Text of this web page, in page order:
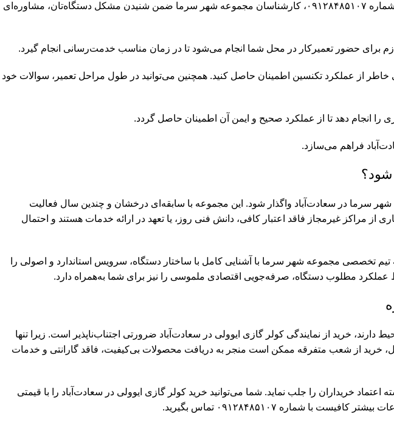
با تماس شما به نمایندگی کولر گازی ایوولی در سعادت‌آباد از طریق شماره ۰۹۱۲۸۴۸۵۱۰۷، کارشناسان مجموعه شهر سرما ضمن شنیدن مشکل دستگاه‌تان، مشاوره‌ای
برای حضور تعمیرکار در محل شما انجام می‌شود تا در زمان مناسب خدمت‌رسانی انجام گیرد.
از عملکرد تکنسین اطمینان حاصل کنید. همچنین می‌توانید در طول مراحل تعمیر، سوالات خود
انجام دهد تا از عملکرد صحیح و ایمن آن اطمینان حاصل گردد.
فراهم می‌سازد.
شود؟
سرما در سعادت‌آباد واگذار شود. این مجموعه با سابقه‌ای درخشان و چندین سال فعالیت
می‌دهد؛ در حالی‌که بسیاری از مراکز غیرمجاز فاقد اعتبار کافی، دانش فنی روز، یا تعهد در ارائه خدمات هستند و احتمال
تخصصی مجموعه شهر سرما با آشنایی کامل با ساختار دستگاه، سرویس استاندارد و اصولی را
مطلوب دستگاه، صرفه‌جویی اقتصادی ملموسی را نیز برای شما به‌همراه دارد.
خرید از نمایندگی کولر گازی ایوولی در سعادت‌آباد ضرورتی اجتناب‌ناپذیر است. زیرا تنها
خرید از شعب متفرقه ممکن است منجر به دریافت محصولات بی‌کیفیت، فاقد گارانتی و خدمات
از سال‌ها تجربه، اعتبار بالا، تعمیرکاران حرفه‌ای و پشتیبانی ۲۴ ساعته، توانسته اعتماد خریداران را جلب نماید. شما می‌توانید خرید کولر گازی ایوولی در سعادت‌آباد را با قیمتی
شماره ۰۹۱۲۸۴۸۵۱۰۷ تماس بگیرید.